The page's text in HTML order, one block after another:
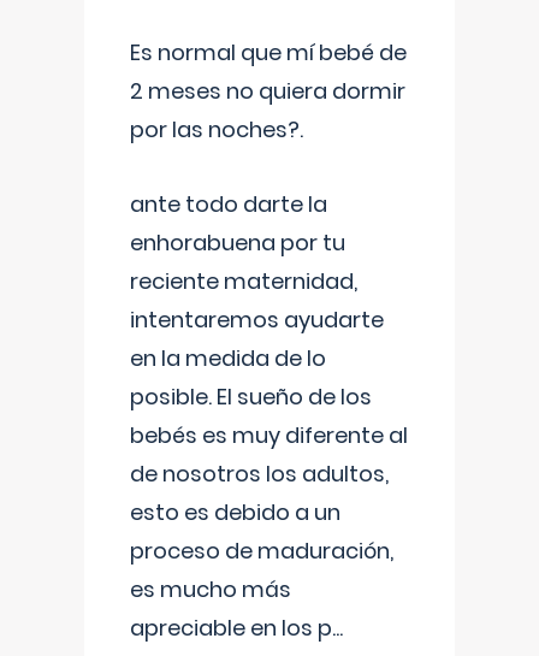
Es normal que mí bebé de
2 meses no quiera dormir
por las noches?.
ante todo darte la
enhorabuena por tu
reciente maternidad,
intentaremos ayudarte
en la medida de lo
posible. El sueño de los
bebés es muy diferente al
de nosotros los adultos,
esto es debido a un
proceso de maduración,
es mucho más
apreciable en los p...